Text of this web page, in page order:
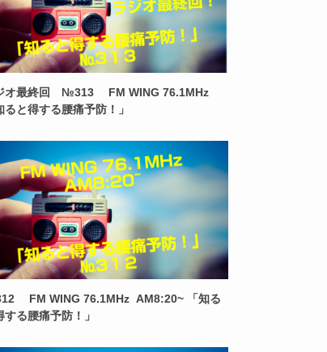
オ最終回 №313 FM WING 76.1MHz
ると得する腰痛予防！」
FM WING 76.1MHz AM8:20~ 「知る
する腰痛予防！」